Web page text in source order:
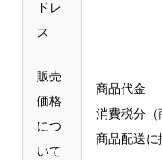
ドレ
ス
販売
価格
につ
いて
商品代金
消費税分（
商品配送に